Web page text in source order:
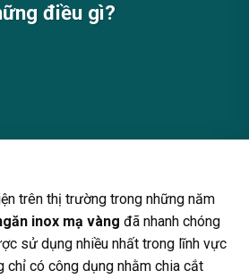
điều gì?
trên thị trường trong những năm
inox mạ vàng đã nhanh chóng
sử dụng nhiều nhất trong lĩnh vực
chỉ có công dụng nhằm chia cắt